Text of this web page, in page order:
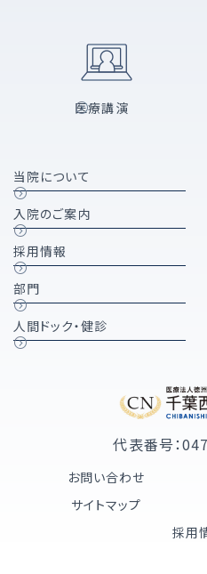
医療講演
当院について
入院のご案内
採用情報
部門
人間ドック・健診
代表番号：
お問い合わせ
サイトマップ
採用